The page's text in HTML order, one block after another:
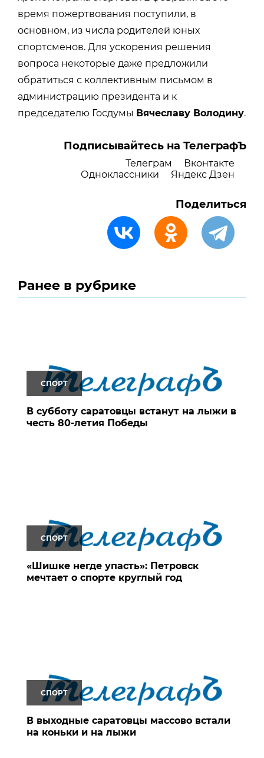
время пожертвования поступили, в
основном, из числа родителей юных
спортсменов. Для ускорения решения
вопроса некоторые даже предложили
обратиться с коллективным письмом в
администрацию президента и к
председателю Госдумы Вячеславу Володину.
Подписывайтесь на ТелеграфЪ
Телеграм
Вконтакте
Одноклассники
Яндекс Дзен
Поделиться
Ранее в рубрике
СПОРТ
В субботу саратовцы встанут на лыжи в
честь 80-летия Победы
СПОРТ
«Шишке негде упасть»: Петровск
мечтает о спорте круглый год
СПОРТ
В выходные саратовцы массово встали
на коньки и на лыжи